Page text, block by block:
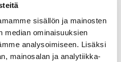
sisällön ja mainosten
median ominaisuuksien
analysoimiseen. Lisäksi
mainosalan ja analytiikka-